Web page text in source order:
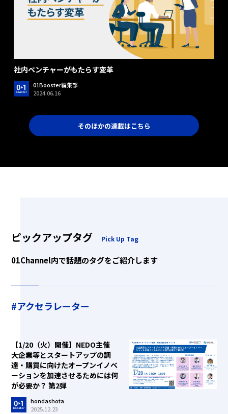
社内ベンチャーがもたらす変革
01Booster編集部
2024.06.16
そのほかの連載はこちら
ピックアップタグ Pick Up Tag
01Channel内で話題のタグをご紹介します
#アクセラレーター
【1/20（火）開催】NEDO主催
大企業等とスタートアップの調
達・購買に向けたオープンイノベ
ーションを加速させるためには何
が必要か？ 第2弾
hondashota
2025.12.23